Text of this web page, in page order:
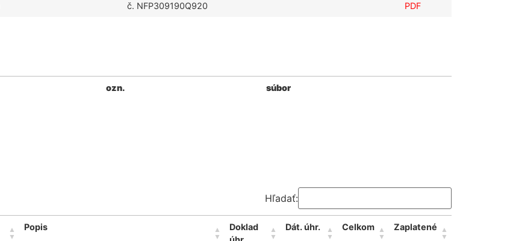
č. NFP309190Q920 PDF
ozn. súbor
Hľadať:
Popis
Doklad
Dát. úhr. Celkom Zaplatené